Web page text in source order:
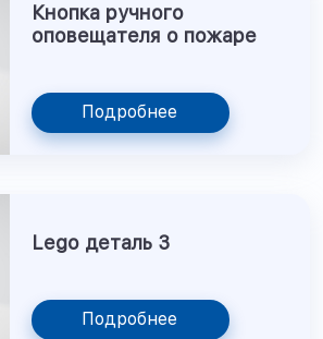
Кнопка ручного
оповещателя о пожаре
Подробнее
Lego деталь 3
Подробнее